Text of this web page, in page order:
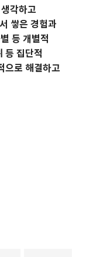
각하고
쌓은 경험과
등 개별적
등 집단적
으로 해결하고